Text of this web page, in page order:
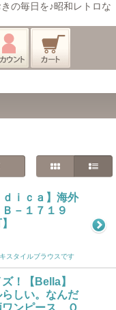
の毎日を♪昭和レトロな
ｉｃａ】海外
－１７１９
スタイルブラウスです
！【Bella】
しい。なんだ
ワンピース Ｏ